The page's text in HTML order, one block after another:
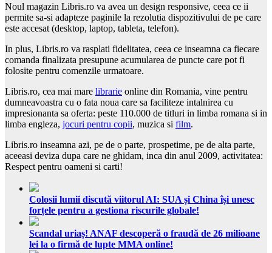
Noul magazin Libris.ro va avea un design responsive, ceea ce ii
permite sa-si adapteze paginile la rezolutia dispozitivului de pe care
este accesat (desktop, laptop, tableta, telefon).
In plus, Libris.ro va rasplati fidelitatea, ceea ce inseamna ca fiecare
comanda finalizata presupune acumularea de puncte care pot fi
folosite pentru comenzile urmatoare.
Libris.ro, cea mai mare librarie online din Romania, vine pentru
dumneavoastra cu o fata noua care sa faciliteze intalnirea cu
impresionanta sa oferta: peste 110.000 de titluri in limba romana si in
limba engleza, jocuri pentru copii, muzica si film.
Libris.ro inseamna azi, pe de o parte, prospetime, pe de alta parte,
aceeasi deviza dupa care ne ghidam, inca din anul 2009, activitatea:
Respect pentru oameni si carti!
Colosii lumii discută viitorul AI: SUA și China își unesc
forțele pentru a gestiona riscurile globale!
Scandal uriaș! ANAF descoperă o fraudă de 26 milioane
lei la o firmă de lupte MMA online!